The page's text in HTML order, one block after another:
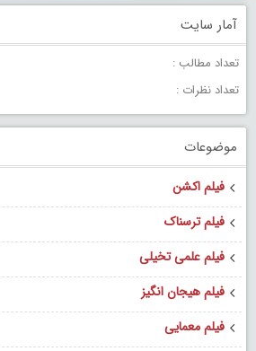
آمار سایت
تعداد مطالب :
تعداد نظرات :
موضوعات
فیلم اکشن
فیلم ترسناک
فیلم علمی تخیلی
فیلم هیجان انگیز
فیلم معمایی